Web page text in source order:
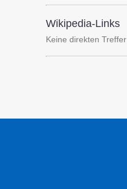
Wikipedia-Links
Keine direkten Treffer